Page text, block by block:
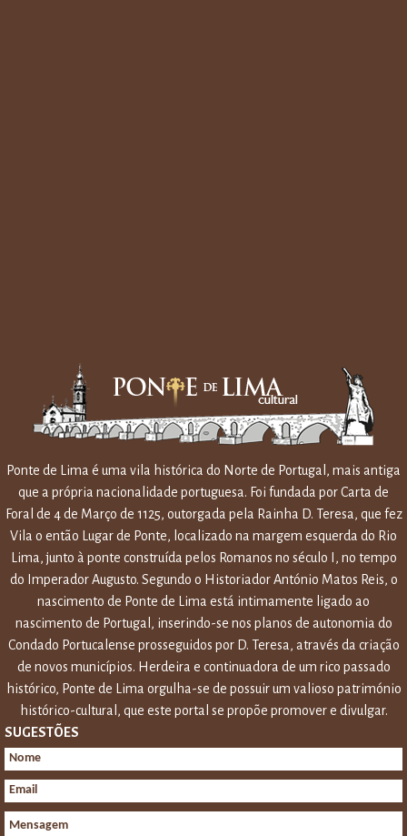
Ponte de Lima é uma vila histórica do Norte de Portugal, mais antiga
que a própria nacionalidade portuguesa. Foi fundada por Carta de
Foral de 4 de Março de 1125, outorgada pela Rainha D. Teresa, que fez
Vila o então Lugar de Ponte, localizado na margem esquerda do Rio
Lima, junto à ponte construída pelos Romanos no século I, no tempo
do Imperador Augusto. Segundo o Historiador António Matos Reis, o
nascimento de Ponte de Lima está intimamente ligado ao
nascimento de Portugal, inserindo-se nos planos de autonomia do
Condado Portucalense prosseguidos por D. Teresa, através da criação
de novos municípios. Herdeira e continuadora de um rico passado
histórico, Ponte de Lima orgulha-se de possuir um valioso património
histórico-cultural, que este portal se propõe promover e divulgar.
SUGESTÕES